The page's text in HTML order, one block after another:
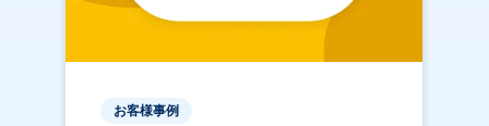
お客様事例